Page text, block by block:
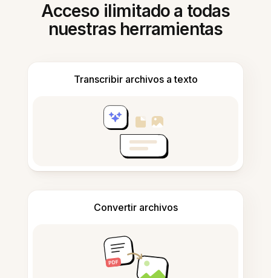
Acceso ilimitado a todas
nuestras herramientas
Transcribir archivos a texto
Convertir archivos